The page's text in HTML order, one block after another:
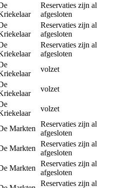
Reservaties zijn al
afgesloten
Reservaties zijn al
afgesloten
Reservaties zijn al
afgesloten
volzet
volzet
volzet
Markten
Reservaties zijn al
afgesloten
Markten
Reservaties zijn al
afgesloten
Markten
Reservaties zijn al
afgesloten
Reservaties zijn al